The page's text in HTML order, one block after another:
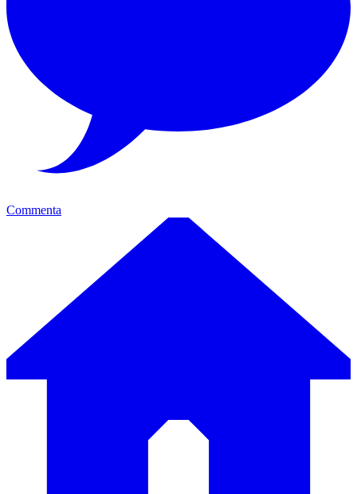
Commenta